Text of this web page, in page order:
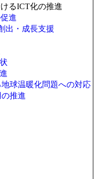
るICT化の推進
進
出・成長支援
球温暖化問題への対応
推進